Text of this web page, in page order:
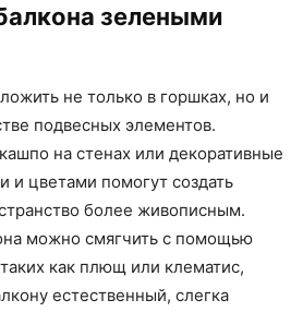
зелеными
не только в горшках, но и
подвесных элементов.
на стенах или декоративные
и цветами помогут создать
более живописным.
можно смягчить с помощью
как плющ или клематис,
естественный, слегка